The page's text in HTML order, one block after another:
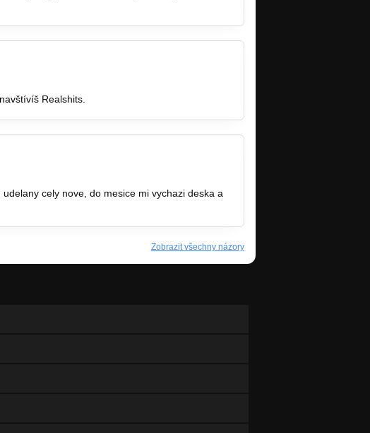
Realshits.
cely nove, do mesice mi vychazi deska a
Zobrazit všechny názory